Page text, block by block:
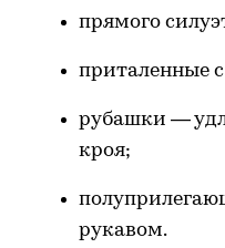
прямого
приталенные
рубашки —
кроя;
рукавом.